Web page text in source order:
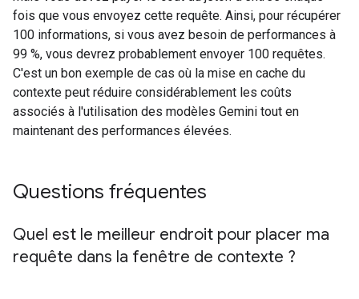
fois que vous envoyez cette requête. Ainsi, pour récupérer
100 informations, si vous avez besoin de performances à
99 %, vous devrez probablement envoyer 100 requêtes.
C'est un bon exemple de cas où la mise en cache du
contexte peut réduire considérablement les coûts
associés à l'utilisation des modèles Gemini tout en
maintenant des performances élevées.
Questions fréquentes
Quel est le meilleur endroit pour placer ma
requête dans la fenêtre de contexte ?